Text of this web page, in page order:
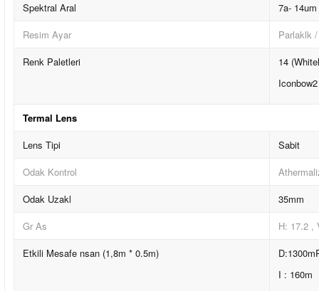
Spektral Aral
7a- 14um
Resim Ayar
Parlaklk
Renk Paletleri
14
Termal Lens
Lens Tipi
Sabit
Odak Kontrol
Odak Uzakl
35mm
Gr As
H: 17.2 ,
Etkili Mesafe nsan (1,8m * 0.5m)
D:1300m
I : 160m